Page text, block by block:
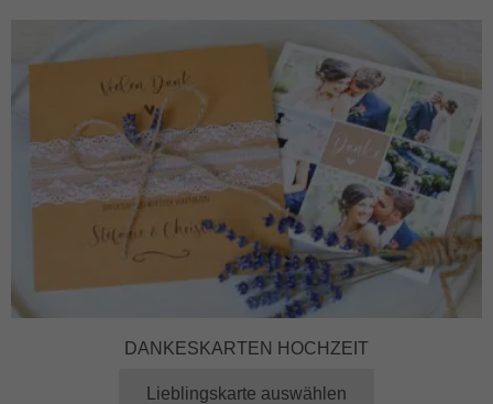
DANKESKARTEN HOCHZEIT
Lieblingskarte auswählen